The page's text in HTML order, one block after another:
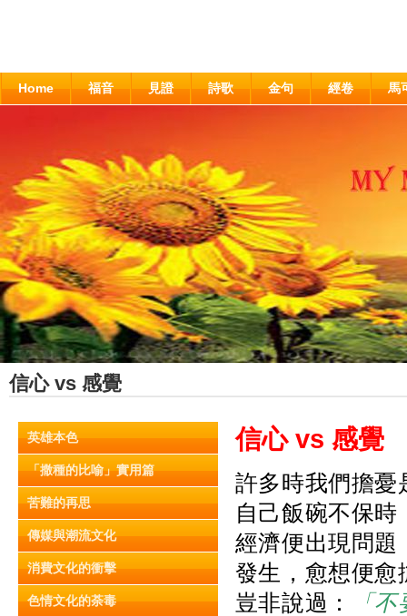
Home 福音 見證 詩歌 金句 經卷 馬
信心 vs 感覺
英雄本色
「撒種的比喻」實用篇
苦難的再思
傳媒與潮流文化
消費文化的衝擊
色情文化的荼毒
信心 vs 感覺
許多時我們擔憂
自己飯碗不保
經濟便出現問題
發生，愈想便愈
豈非說過：
「